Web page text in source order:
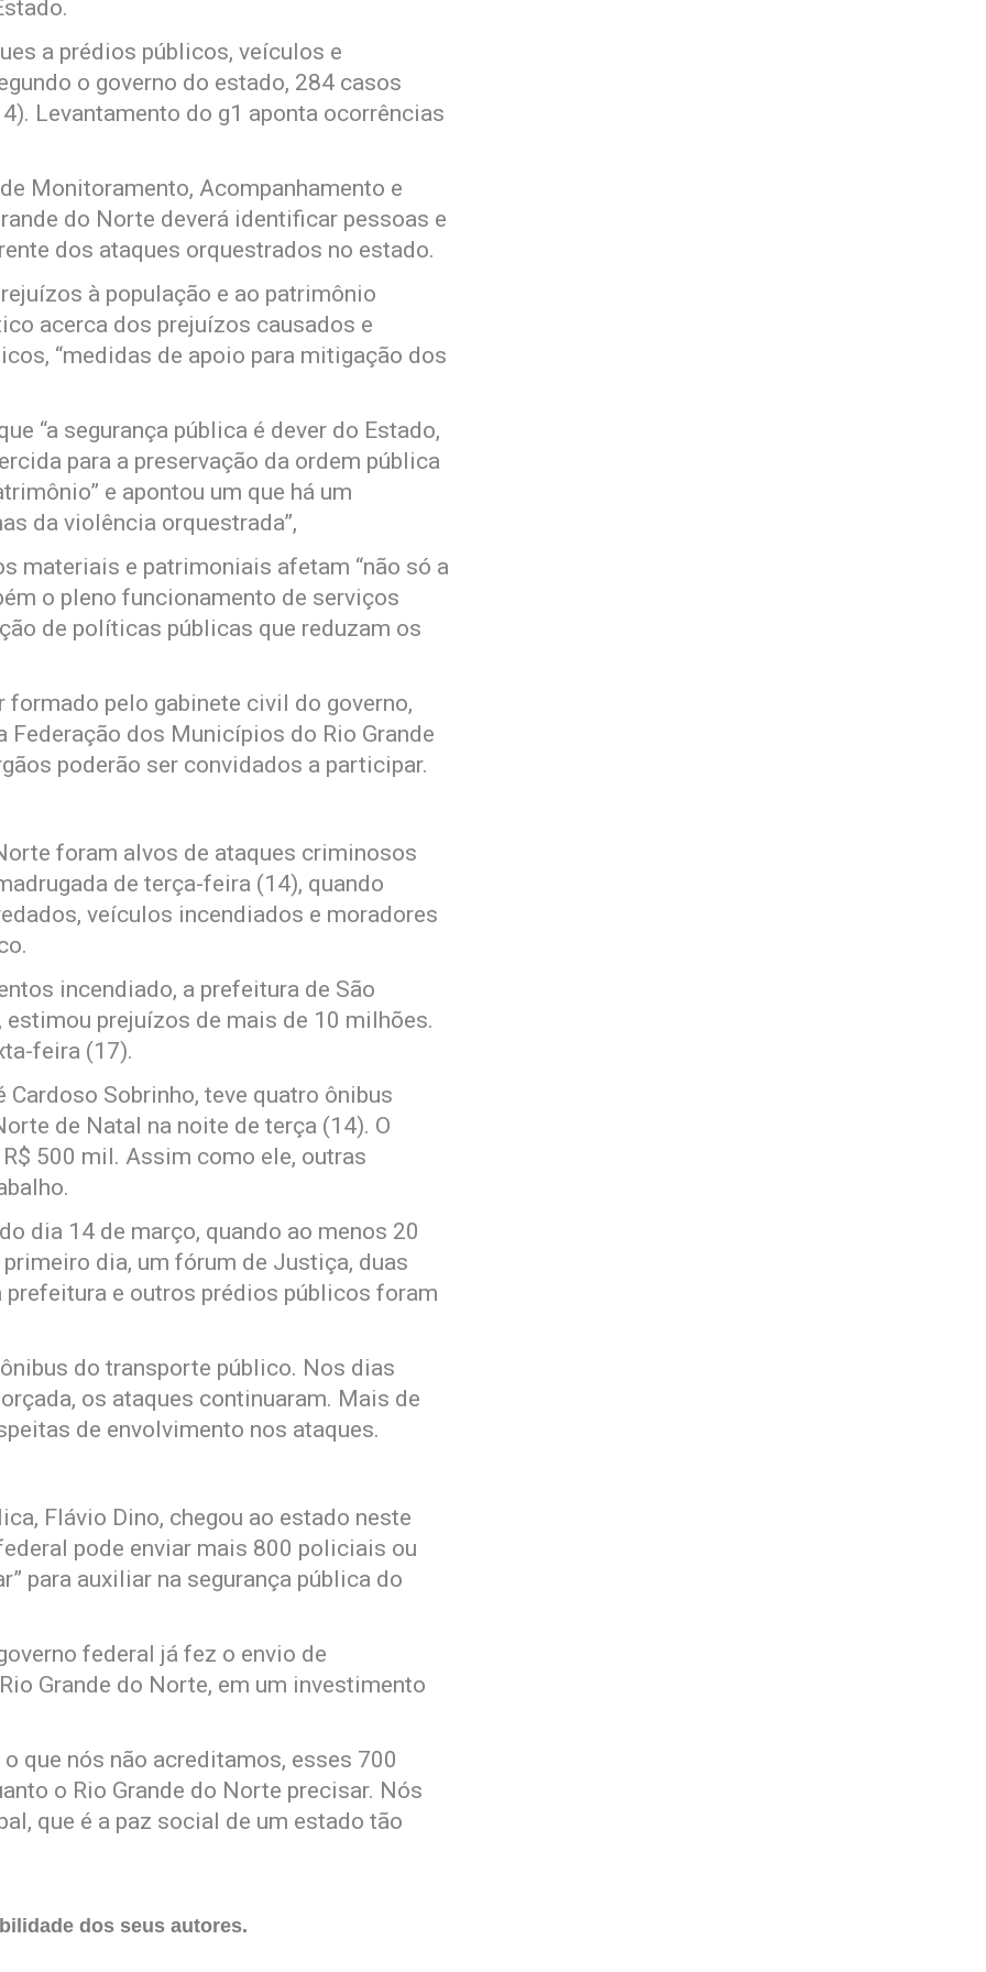
a prédios públicos, veículos e
o governo do estado, 284 casos
Levantamento do g1 aponta ocorrências
Monitoramento, Acompanhamento e
do Norte deverá identificar pessoas e
dos ataques orquestrados no estado.
à população e ao patrimônio
acerca dos prejuízos causados e
“medidas de apoio para mitigação dos
“a segurança pública é dever do Estado,
para a preservação da ordem pública
e apontou um que há um
da violência orquestrada”,
materiais e patrimoniais afetam “não só a
o pleno funcionamento de serviços
de políticas públicas que reduzam os
formado pelo gabinete civil do governo,
dos Municípios do Rio Grande
poderão ser convidados a participar.
foram alvos de ataques criminosos
de terça-feira (14), quando
veículos incendiados e moradores
incendiado, a prefeitura de São
estimou prejuízos de mais de 10 milhões.
feira (17).
Sobrinho, teve quatro ônibus
de Natal na noite de terça (14). O
500 mil. Assim como ele, outras
dia 14 de março, quando ao menos 20
dia, um fórum de Justiça, duas
e outros prédios públicos foram
do transporte público. Nos dias
os ataques continuaram. Mais de
de envolvimento nos ataques.
Flávio Dino, chegou ao estado neste
pode enviar mais 800 policiais ou
para auxiliar na segurança pública do
federal já fez o envio de
Grande do Norte, em um investimento
que nós não acreditamos, esses 700
o Rio Grande do Norte precisar. Nós
que é a paz social de um estado tão
dos seus autores.